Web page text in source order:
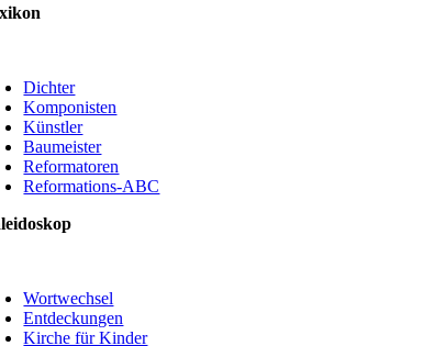
Dichter
Komponisten
Künstler
Baumeister
Reformatoren
Reformations-ABC
Wortwechsel
Entdeckungen
Kirche für Kinder